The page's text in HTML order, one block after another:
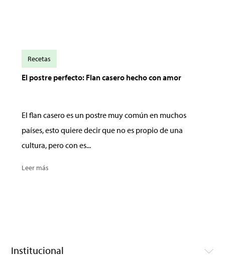
El postre perfecto: Flan casero hecho con amor
El flan casero es un postre muy común en muchos
países, esto quiere decir que no es propio de una
cultura, pero con es...
Leer más
Recetas
Institucional